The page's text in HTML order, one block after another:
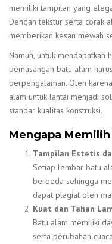
memiliki tampilan yang
Dengan tekstur serta corak
memberikan kesan mewah
Namun, untuk mendapatkan
pemasangan batu alam
berpengalaman. Oleh
alam untuk lantai menjadi
standar kualitas konstruksi.
Mengapa
Tampilan Estetis
Setiap lembar batu
berbeda sehingga
dapat plagiat oleh
Kuat dan Tahan
Batu alam memiliki
serta perubahan